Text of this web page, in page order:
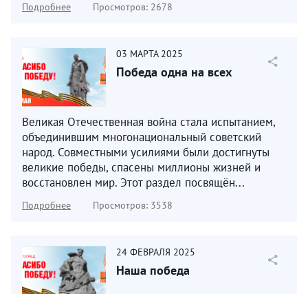
Подробнее Просмотров: 2678
03 МАРТА 2025
Победа одна на всех
Великая Отечественная война стала испытанием,
объединившим многонациональный советский
народ. Совместными усилиями были достигнуты
великие победы, спасены миллионы жизней и
восстановлен мир. Этот раздел посвящён...
Подробнее Просмотров: 3538
24 ФЕВРАЛЯ 2025
Наша победа